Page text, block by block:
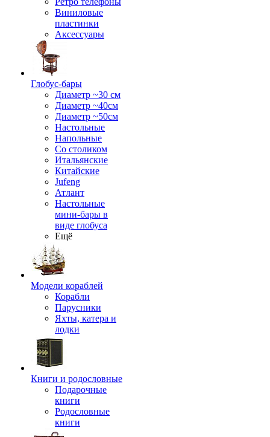
Виниловые
пластинки
Аксессуары
Глобус-бары
Диаметр ~30 см
Диаметр ~40см
Диаметр ~50см
Настольные
Напольные
Со столиком
Итальянские
Китайские
Jufeng
Атлант
Настольные
мини-бары в
виде глобуса
Ещё
Модели кораблей
Корабли
Парусники
Яхты, катера и
лодки
Книги и родословные
Подарочные
книги
Родословные
книги